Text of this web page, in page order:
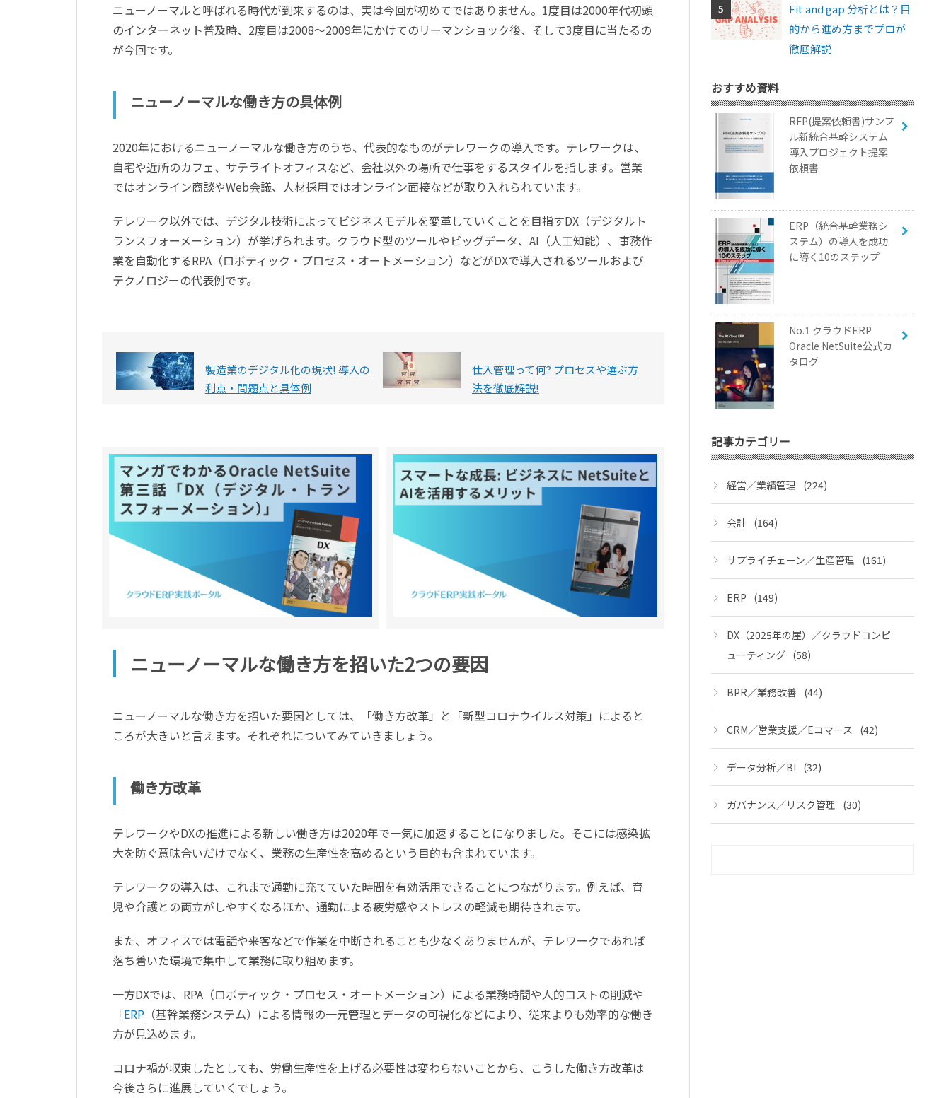
ニューノーマルと呼ばれる時代が到来するのは、実は今回が初めてではありません。1度目は2000年代初頭
のインターネット普及時、2度目は2008〜2009年にかけてのリーマンショック後、そして3度目に当たるの
が今回です。
ニューノーマルな働き方の具体例
2020年におけるニューノーマルな働き方のうち、代表的なものがテレワークの導入です。テレワークは、
自宅や近所のカフェ、サテライトオフィスなど、会社以外の場所で仕事をするスタイルを指します。営業
ではオンライン商談やWeb会議、人材採用ではオンライン面接などが取り入れられています。
テレワーク以外では、デジタル技術によってビジネスモデルを変革していくことを目指すDX（デジタルト
ランスフォーメーション）が挙げられます。クラウド型のツールやビッグデータ、AI（人工知能）、事務作
業を自動化するRPA（ロボティック・プロセス・オートメーション）などがDXで導入されるツールおよび
テクノロジーの代表例です。
製造業のデジタル化の現状! 導入の
利点・問題点と具体例
仕入管理って何? プロセスや選ぶ方
法を徹底解説!
ニューノーマルな働き方を招いた2つの要因
ニューノーマルな働き方を招いた要因としては、「働き方改革」と「新型コロナウイルス対策」によると
ころが大きいと言えます。それぞれについてみていきましょう。
働き方改革
テレワークやDXの推進による新しい働き方は2020年で一気に加速することになりました。そこには感染拡
大を防ぐ意味合いだけでなく、業務の生産性を高めるという目的も含まれています。
テレワークの導入は、これまで通勤に充てていた時間を有効活用できることにつながります。例えば、育
児や介護との両立がしやすくなるほか、通勤による疲労感やストレスの軽減も期待されます。
また、オフィスでは電話や来客などで作業を中断されることも少なくありませんが、テレワークであれば
落ち着いた環境で集中して業務に取り組めます。
一方DXでは、RPA（ロボティック・プロセス・オートメーション）による業務時間や人的コストの削減や
「ERP （基幹業務システム）による情報の一元管理とデータの可視化などにより、従来よりも効率的な働き
方が見込めます。
コロナ禍が収束したとしても、労働生産性を上げる必要性は変わらないことから、こうした働き方改革は
今後さらに進展していくでしょう。
Fit and gap 分析とは？目
的から進め方までプロが
徹底解説
おすすめ資料
RFP(提案依頼書)サンプ
ル新統合基幹システム
導入プロジェクト提案
依頼書
ERP（統合基幹業務シ
ステム）の導入を成功
に導く10のステップ
No.1 クラウドERP
Oracle NetSuite公式カ
タログ
記事カテゴリー
経営／業績管理 (224)
会計 (164)
サプライチェーン／生産管理 (161)
ERP (149)
DX（2025年の崖）／クラウドコンピ
ューティング (58)
BPR／業務改善 (44)
CRM／営業支援／Eコマース (42)
データ分析／BI (32)
ガバナンス／リスク管理 (30)